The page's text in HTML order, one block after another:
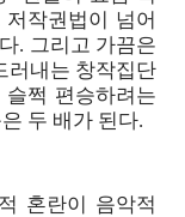
작권법이 넘어
. 그리고 가끔은
러내는 창작집단
쩍 편승하려는
두 배가 된다.
혼란이 음악적